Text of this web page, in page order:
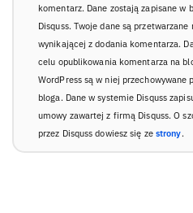
komentarz. Dane zostają zapisane w
Disquss. Twoje dane są
wynikającej z dodania komentarza.
celu opublikowania komentarza na
WordPress są w niej przechowywane
bloga. Dane w systemie Disquss
umowy zawartej z firmą Disquss. O
przez Disquss dowiesz się ze strony.